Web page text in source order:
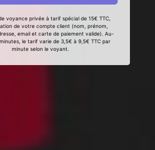
voyance privée à tarif spécial de 15€ TTC,
de votre compte client (nom, prénom,
email et carte de paiement valide). Au-
le tarif varie de 3,5€ à 9,5€ TTC par
minute selon le voyant.